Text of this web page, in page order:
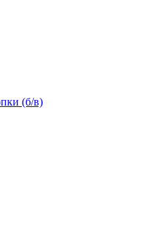
(б/в)